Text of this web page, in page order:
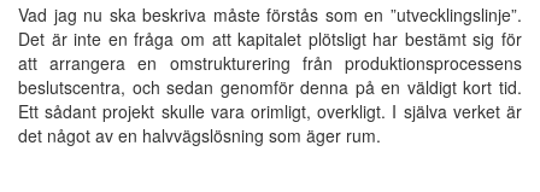
Vad jag nu ska beskriva måste förstås som en ”utvecklingslinje”.
Det är inte en fråga om att kapitalet plötsligt har bestämt sig för
att arrangera en omstrukturering från produktionsprocessens
beslutscentra, och sedan genomför denna på en väldigt kort tid.
Ett sådant projekt skulle vara orimligt, overkligt. I själva verket är
det något av en halvvägslösning som äger rum.